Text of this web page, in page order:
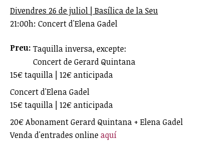
Divendres 26 de juliol | Basílica de la Seu
21:00h: Concert d'Elena Gadel
Preu: Taquilla inversa, excepte:
Concert de Gerard Quintana
15€ taquilla | 12€ anticipada
Concert d'Elena Gadel
15€ taquilla | 12€ anticipada
20€ Abonament Gerard Quintana + Elena Gadel
Venda d'entrades onlineaquí